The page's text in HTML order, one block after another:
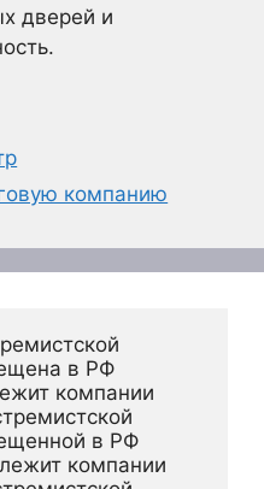
дверей и
компанию
в РФ
компании
в РФ
компании